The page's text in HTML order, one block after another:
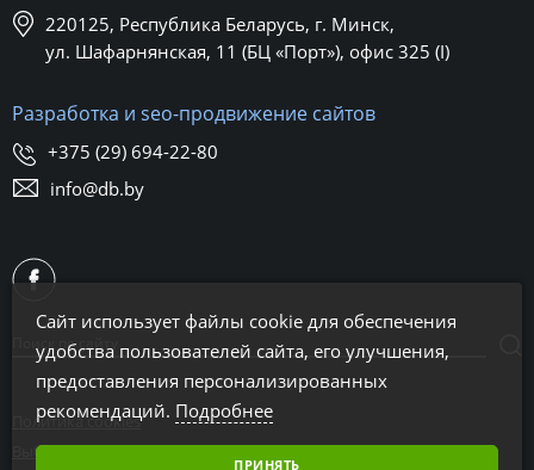
220125, Республика Беларусь, г. Минск,
ул. Шафарнянская, 11 (БЦ «Порт»), офис 325 (I)
Разработка и seo-продвижение сайтов
+375 (29) 694-22-80
info@db.by
Политика cookies
Выбор настроек cookies
Сайт использует файлы cookie для обеспечения
удобства пользователей сайта, его улучшения,
предоставления персонализированных
рекомендаций. Подробнее
ПРИНЯТЬ